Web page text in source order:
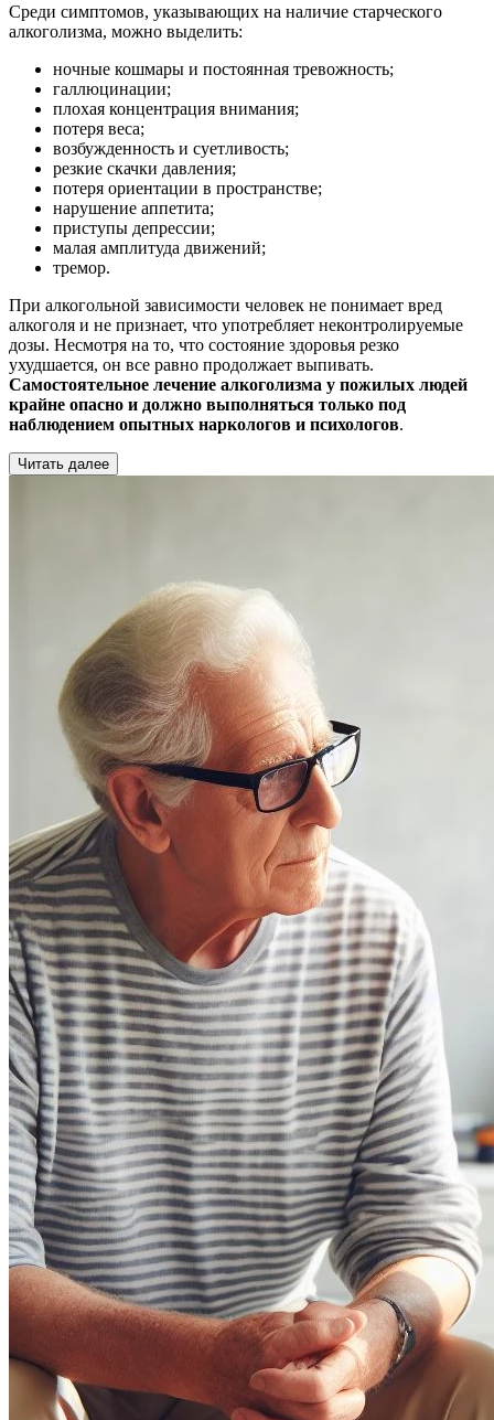
Среди симптомов, указывающих на наличие старческого
алкоголизма, можно выделить:
ночные кошмары и постоянная тревожность;
галлюцинации;
плохая концентрация внимания;
потеря веса;
возбужденность и суетливость;
резкие скачки давления;
потеря ориентации в пространстве;
нарушение аппетита;
приступы депрессии;
малая амплитуда движений;
тремор.
При алкогольной зависимости человек не понимает вред
алкоголя и не признает, что употребляет неконтролируемые
дозы. Несмотря на то, что состояние здоровья резко
ухудшается, он все равно продолжает выпивать.
Самостоятельное лечение алкоголизма у пожилых людей
крайне опасно и должно выполняться только под
наблюдением опытных наркологов и психологов.
Читать далее